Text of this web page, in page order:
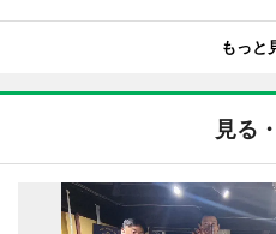
もっと
見る